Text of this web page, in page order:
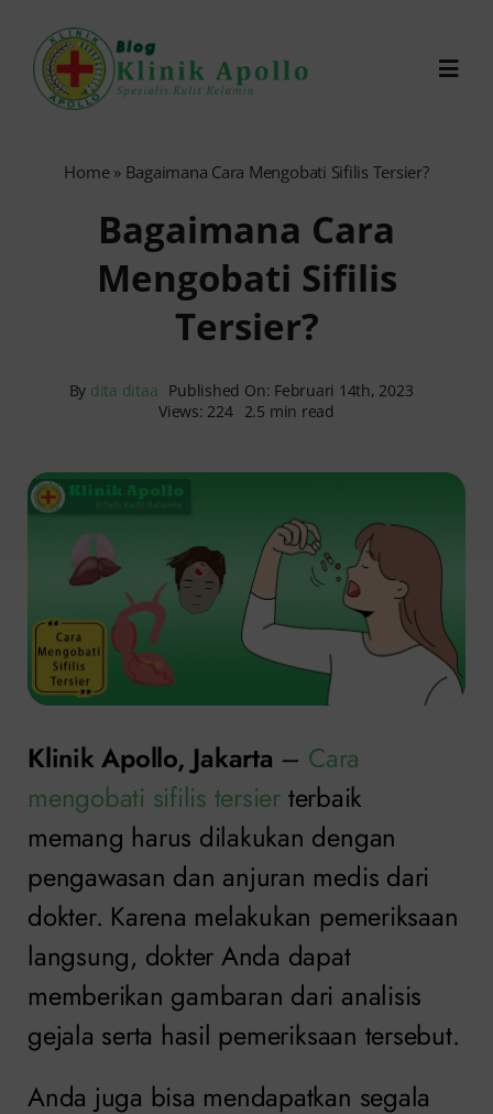
content
0821-1099-9870
Home» Bagaimana Cara Mengobati Sifilis Tersier?
Bagaimana Cara
Mengobati Sifilis
Tersier?
By dita ditaa Published On: Februari 14th, 2023
Views: 224 2.5 min read
Klinik Apollo, Jakarta – Cara
mengobati sifilis tersier terbaik
memang harus dilakukan dengan
pengawasan dan anjuran medis dari
dokter. Karena melakukan pemeriksaan
langsung, dokter Anda dapat
memberikan gambaran dari analisis
gejala serta hasil pemeriksaan tersebut.
Anda juga bisa mendapatkan segala